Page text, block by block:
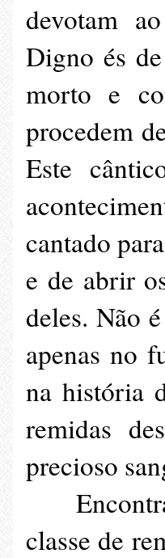
devotam
Digno és
morto e
procedem
Este
cantado
e de abrir
deles. Não
apenas no
na história
remidas
precioso
classe de